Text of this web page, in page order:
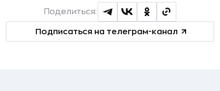
Подписаться на телеграм-канал
Поделиться: